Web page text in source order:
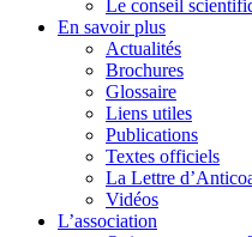
Le conseil
En savoir plus
Actualités
Brochures
Glossaire
Liens utiles
Publications
Textes officiels
La Lettre
Vidéos
L’association